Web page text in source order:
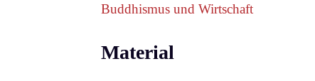
Buddhismus und Wirtschaft
Material